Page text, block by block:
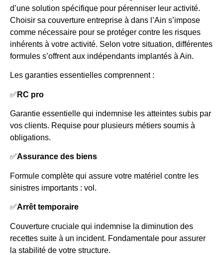
d’une solution spécifique pour pérenniser leur activité.
Choisir sa couverture entreprise à dans l’Ain s’impose
comme nécessaire pour se protéger contre les risques
inhérents à votre activité. Selon votre situation, différentes
formules s’offrent aux indépendants implantés à Ain.
Les garanties essentielles comprennent :
✅ RC pro
Garantie essentielle qui indemnise les atteintes subis par
vos clients. Requise pour plusieurs métiers soumis à
obligations.
✅Assurance des biens
Formule complète qui assure votre matériel contre les
sinistres importants : vol.
✅Arrêt temporaire
Couverture cruciale qui indemnise la diminution des
recettes suite à un incident. Fondamentale pour assurer
la stabilité de votre structure.